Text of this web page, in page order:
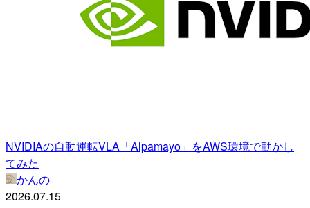
NVIDIAの自動運転VLA「Alpamayo」をAWS環境で動かし
てみた
かんの
2026.07.15